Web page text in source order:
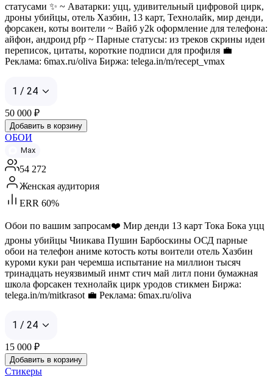
статусами ✨ ~ Аватарки: уцц, удивительный цифровой цирк,
дроны убийцы, отель Хазбин, 13 карт, Технолайк, мир денди,
форсакен, коты воители ~ Вайб y2k оформление для телефона:
айфон, андроид pfp ~ Парные статусы: из треков скрины идеи
переписок, цитаты, короткие подписи для профиля 💼
Реклама: 6max.ru/oliva Биржа: telega.in/m/recept_vmax
1 / 24
50 000 ₽
Добавить в корзину
ОБОИ
Max
54 272
Женская аудитория
ERR 60%
Обои по вашим запросам❤️ Мир денди 13 карт Тока Бока уцц
дроны убийцы Чиикава Пушин Барбоскины ОСД парные
обои на телефон аниме котость коты воители отель Хазбин
куроми куки ран черемша испытание на миллион тысяч
тринадцать неуязвимый инмт стич май литл пони бумажная
школа форсакен технолайк цирк уродов стикмен Биржа:
telega.in/m/mitkrasot 💼 Реклама: 6max.ru/oliva
1 / 24
15 000 ₽
Добавить в корзину
Стикеры